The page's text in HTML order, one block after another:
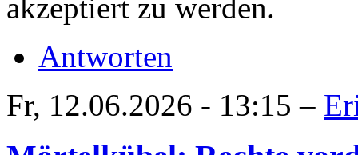
akzeptiert zu werden.
Antworten
Fr, 12.06.2026 - 13:15 –